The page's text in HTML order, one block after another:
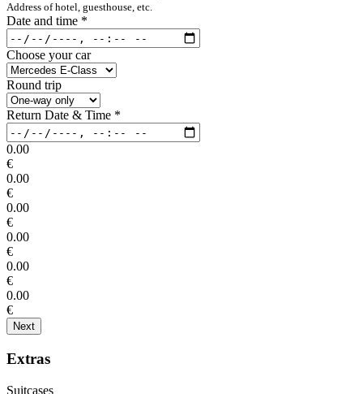
Address of hotel, guesthouse, etc.
Date and time *
Choose your car
Round trip
Return Date & Time *
0.00
€
0.00
€
0.00
€
0.00
€
0.00
€
0.00
€
Next
Extras
Suitcases